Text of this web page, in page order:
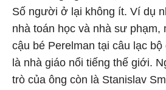
Số người ở lại không ít. Ví dụ
nhà toán học và nhà sư phạm,
cậu bé Perelman tại câu lạc
là nhà giáo nổi tiếng thế giới.
trò của ông còn là Stanislav